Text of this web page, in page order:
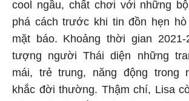
cool ngầu, chất chơi với những
phá cách trước khi tin đồn hẹn
mặt báo. Khoảng thời gian
tượng người Thái diện những
mái, trẻ trung, năng động trong
khắc đời thường. Thậm chí, Lisa